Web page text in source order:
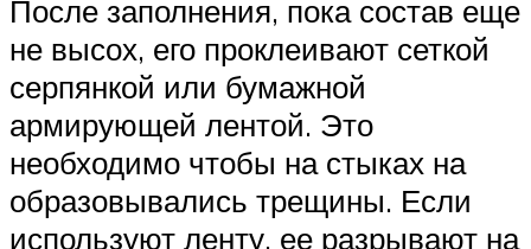
После заполнения, пока состав еще
не высох, его проклеивают сеткой
серпянкой или бумажной
армирующей лентой. Это
необходимо чтобы на стыках на
образовывались трещины. Если
используют ленту, ее разрывают на